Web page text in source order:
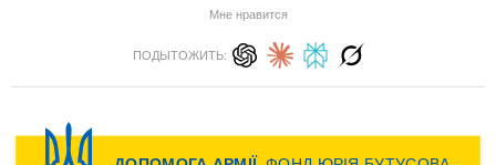
Мне нравится
ПОДЫТОЖИТЬ: